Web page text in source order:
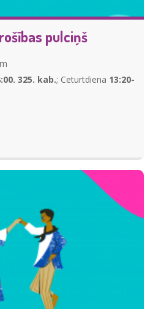
pulciņš
325. kab.; Ceturtdiena 13:20-